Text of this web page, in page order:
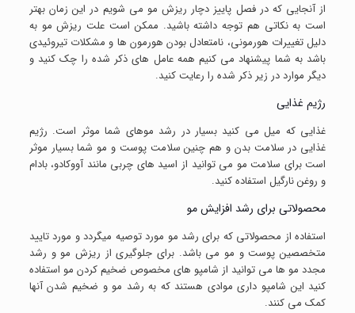
از آنجایی که در فصل پاییز دچار ریزش مو می شویم در این زمان بهتر
است به نکاتی هم توجه داشته باشید. ممکن است علت ریزش مو به
دلیل تغییرات هورمونی، نامتعادل بودن هورمون ها و مشکلات تیروئیدی
باشد به شما پیشنهاد می کنیم همه عامل های ذکر شده را چک کنید و
دیگر موارد در زیر ذکر شده را رعایت کنید.
رژیم غذایی
غذایی که میل می کنید بسیار در رشد موهای شما موثر است. رژیم
غذایی در سلامت بدن و هم چنین سلامت پوست و مو شما بسیار موثر
است برای سلامت مو می توانید از اسید های چربی مانند آووکادو، بادام
و روغن نارگیل استفاده کنید.
محصولاتی برای رشد افزایش مو
استفاده از محصولاتی که برای رشد مو مورد توصیه میگردد و مورد تایید
متخصصین پوست و مو می باشد. برای جلوگیری از ریزش مو و رشد
مجدد مو ها می توانید از شامپو های مخصوص ضخیم کردن مو استفاده
کنید این شامپو داری موادی هستند که به رشد مو و ضخیم شدن آنها
کمک می کنند.